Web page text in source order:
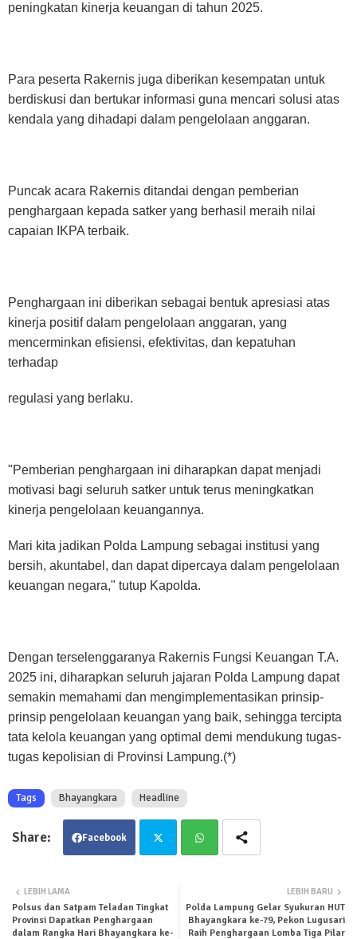
peningkatan kinerja keuangan di tahun 2025.
Para peserta Rakernis juga diberikan kesempatan untuk
berdiskusi dan bertukar informasi guna mencari solusi atas
kendala yang dihadapi dalam pengelolaan anggaran.
Puncak acara Rakernis ditandai dengan pemberian
penghargaan kepada satker yang berhasil meraih nilai
capaian IKPA terbaik.
Penghargaan ini diberikan sebagai bentuk apresiasi atas
kinerja positif dalam pengelolaan anggaran, yang
mencerminkan efisiensi, efektivitas, dan kepatuhan
terhadap
regulasi yang berlaku.
"Pemberian penghargaan ini diharapkan dapat menjadi
motivasi bagi seluruh satker untuk terus meningkatkan
kinerja pengelolaan keuangannya.
Mari kita jadikan Polda Lampung sebagai institusi yang
bersih, akuntabel, dan dapat dipercaya dalam pengelolaan
keuangan negara," tutup Kapolda.
Dengan terselenggaranya Rakernis Fungsi Keuangan T.A.
2025 ini, diharapkan seluruh jajaran Polda Lampung dapat
semakin memahami dan mengimplementasikan prinsip-
prinsip pengelolaan keuangan yang baik, sehingga tercipta
tata kelola keuangan yang optimal demi mendukung tugas-
tugas kepolisian di Provinsi Lampung.(*)
Tags Bhayangkara Headline
Facebook
ter tsa
LEBIH BARU
Polda Lampung Gelar Syukuran HUT
Bhayangkara ke-79, Pekon Lugusari
Raih Penghargaan Lomba Tiga Pilar
LEBIH LAMA
Polsus dan Satpam Teladan Tingkat
Provinsi Dapatkan Penghargaan
dalam Rangka Hari Bhayangkara ke-